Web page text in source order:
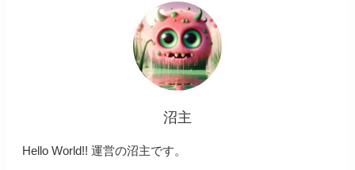
沼主
Hello World!! 運営の沼主です。